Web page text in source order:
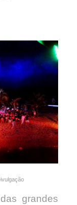
grandes